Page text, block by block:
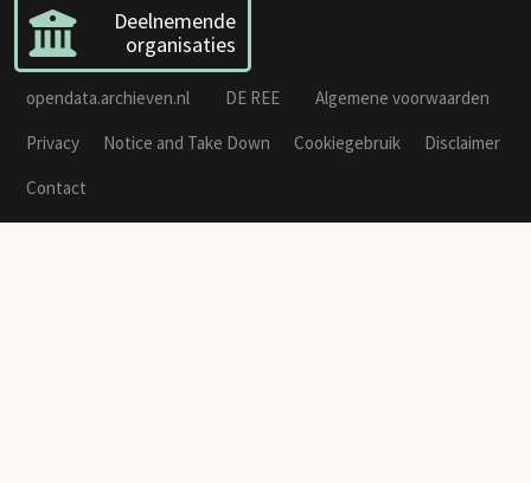
Deelnemende
organisaties
opendata.archieven.nl DE REE
Algemene voorwaarden
Privacy
Notice and Take Down Cookiegebruik
Disclaimer
Contact